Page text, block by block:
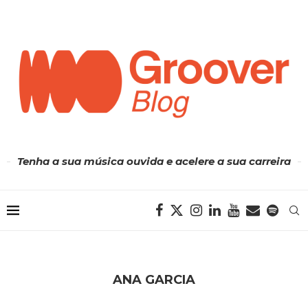
Tenha a sua música ouvida e acelere a sua carreira
ANA GARCIA